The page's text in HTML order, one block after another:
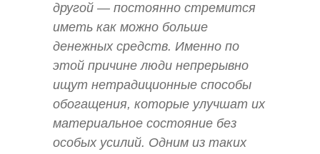
другой — постоянно стремится
иметь как можно больше
денежных средств. Именно по
этой причине люди непрерывно
ищут нетрадиционные способы
обогащения, которые улучшат их
материальное состояние без
особых усилий. Одним из таких